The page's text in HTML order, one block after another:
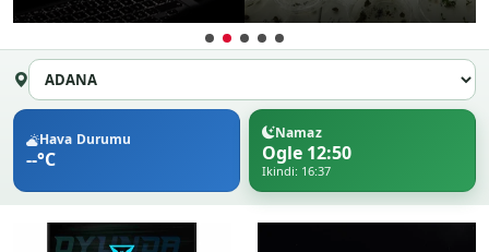
Hava Durumu
--°C
Namaz
Ogle 12:50
Ikindi: 16:37